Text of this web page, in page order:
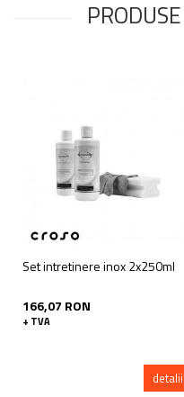
Set intretinere inox 2x250ml
166,07 RON
+ TVA
detalii